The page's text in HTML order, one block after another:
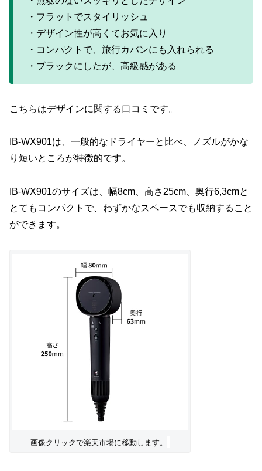
・フラットでスタイリッシュ
・デザイン性が高くてお気に入り
・コンパクトで、旅行カバンにも入れられる
・ブラックにしたが、高級感がある
こちらはデザインに関する口コミです。
IB-WX901は、一般的なドライヤーと比べ、ノズルがかな
り短いところが特徴的です。
IB-WX901のサイズは、幅8cm、高さ25cm、奥行6,3cmと
とてもコンパクトで、わずかなスペースでも収納すること
ができます。
画像クリックで楽天市場に移動します。